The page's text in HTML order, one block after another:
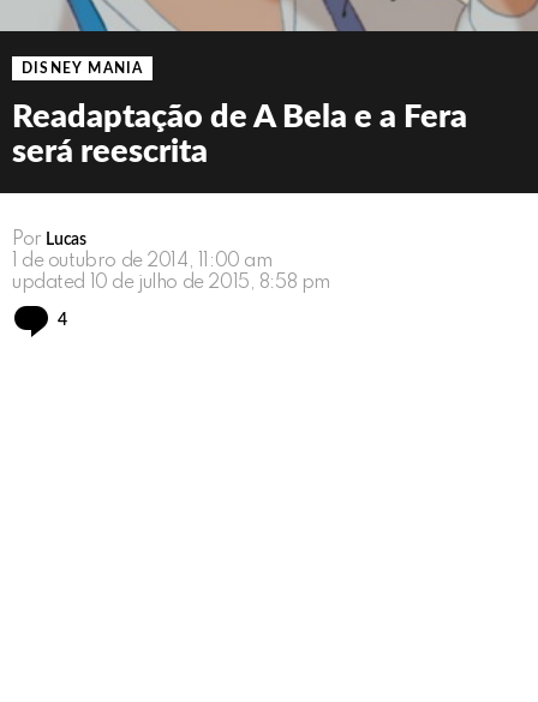
DISNEY MANIA
Readaptação de A Bela e a Fera
será reescrita
Por Lucas
1 de outubro de 2014, 11:00 am
updated
10 de julho de 2015, 8:58 pm
4